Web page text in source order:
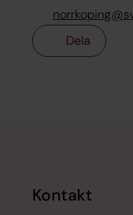
Dela
Kontakt